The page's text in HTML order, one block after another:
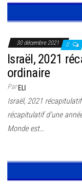
30 décembre 2021 0
Israël, 2021
ordinaire
ParELI
Israël, 2021
récapitulatif d’une
Monde est…